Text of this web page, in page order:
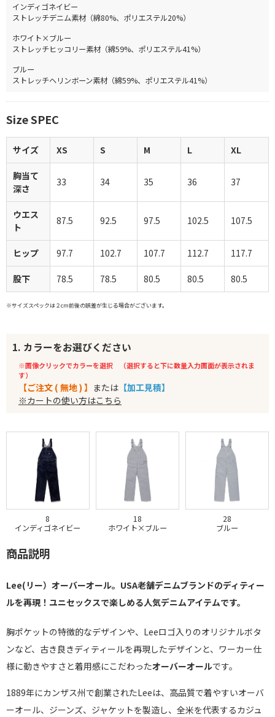
インディゴネイビー
ストレッチデニム素材（綿80%、ポリエステル20%）
ホワイト×ブルー
ストレッチヒッコリー素材（綿59%、ポリエステル41%）
ブルー
ストレッチヘリンボーン素材（綿59%、ポリエステル41%）
Size SPEC
サイズ XS S M L XL
胸当て
深さ
33 34 35 36 37
ウエス
ト
87.5 92.5 97.5 102.5 107.5
ヒップ 97.7 102.7 107.7 112.7 117.7
股下 78.5 78.5 80.5 80.5 80.5
※サイズスペックは２cm前後の誤差が生じる場合がございます。
1. カラーをお選びください
※画像クリックでカラーを選択 （選択すると下に数量入力画面が表示されま
す）
【ご注文 ( 無地 ) 】 または 【加工見積】
※カートの使い方はこちら
8
インディゴネイビー
18
ホワイト×ブルー
28
ブルー
商品説明
Lee(リー）オーバーオール。USA老舗デニムブランドのディティー
ルを再現！ユニセックスで楽しめる人気デニムアイテムです。
胸ポケットの特徴的なデザインや、Leeロゴ入りのオリジナルボタ
ンなど、古き良きディティールを再現したデザインと、ワーカー仕
様に動きやすさと着用感にこだわったオーバーオールです。
1889年にカンザス州で創業されたLeeは、高品質で着やすいオーバ
ーオール、ジーンズ、ジャケットを製造し、全米を代表するカジュ